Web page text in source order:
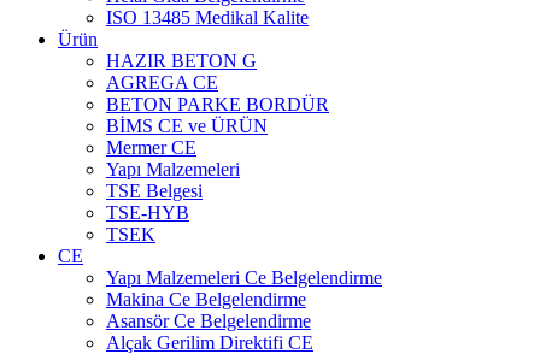
ISO 13485 Medikal Kalite
Ürün
HAZIR BETON G
AGREGA CE
BETON PARKE BORDÜR
BİMS CE ve ÜRÜN
Mermer CE
Yapı Malzemeleri
TSE Belgesi
TSE-HYB
TSEK
CE
Yapı Malzemeleri Ce Belgelendirme
Makina Ce Belgelendirme
Asansör Ce Belgelendirme
Alçak Gerilim Direktifi CE